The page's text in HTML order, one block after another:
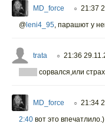
MD_force ○ 21:37
@ leni4_95, парашют у
trata ○ 21:36
сорвался,или
MD_force ○ 21:34
2:40 вот это впечатлило.)